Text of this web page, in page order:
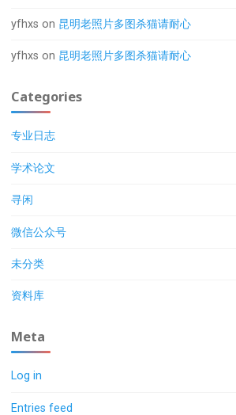
yfhxs on 昆明老照片多图杀猫请耐心
yfhxs on 昆明老照片多图杀猫请耐心
Categories
专业日志
学术论文
寻闲
微信公众号
未分类
资料库
Meta
Log in
Entries feed